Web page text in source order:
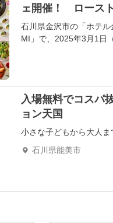
ェ開催！ ロース
石川県金沢市の「ホテ
MI」で、2025年3月1日
入場無料でコスパ
ョン天国
小さな子どもから大人
石川県能美市